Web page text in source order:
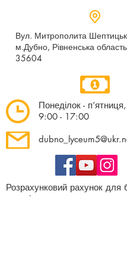
Вул. Митрополита
м.Дубно, Рівненська
35604
Понеділок - п’ятниця,
9:00 - 17:00
Розрахунковий рахунок для
внесків